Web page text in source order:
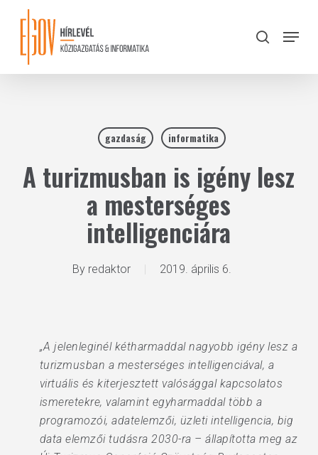
content
search
Menu
gazdaság informatika
A turizmusban is igény lesz
a mesterséges
intelligenciára
By redaktor 2019. április 6.
„A jelenleginél kétharmaddal nagyobb igény lesz a
turizmusban a mesterséges intelligenciával, a
virtuális és kiterjesztett valósággal kapcsolatos
ismeretekre, valamint egyharmaddal több a
programozói, adatelemzői, üzleti intelligencia, big
data elemzői tudásra 2030-ra – állapította meg az
Close